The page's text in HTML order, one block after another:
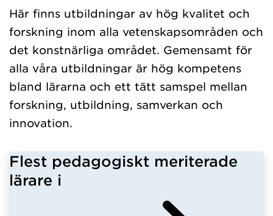
Här finns utbildningar av hög kvalitet och
forskning inom alla vetenskapsområden och
det konstnärliga området. Gemensamt för
alla våra utbildningar är hög kompetens
bland lärarna och ett tätt samspel mellan
forskning, utbildning, samverkan och
innovation.
Flest pedagogiskt meriterade
lärare i